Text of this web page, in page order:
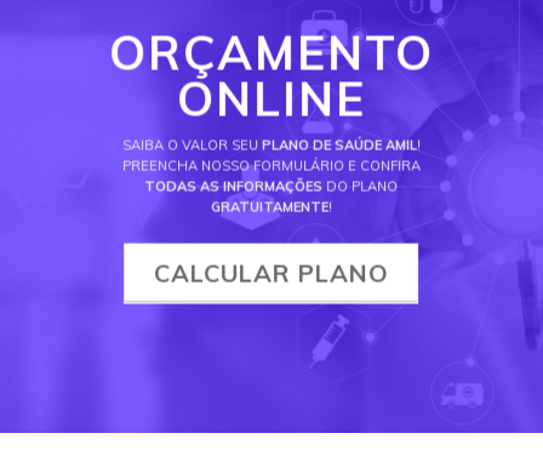
ORÇAMENTO
ONLINE
SAIBA O VALOR SEU PLANO DE SAÚDE AMIL!
PREENCHA NOSSO FORMULÁRIO E CONFIRA
TODAS AS INFORMAÇÕES DO PLANO
GRATUITAMENTE!
CALCULAR PLANO